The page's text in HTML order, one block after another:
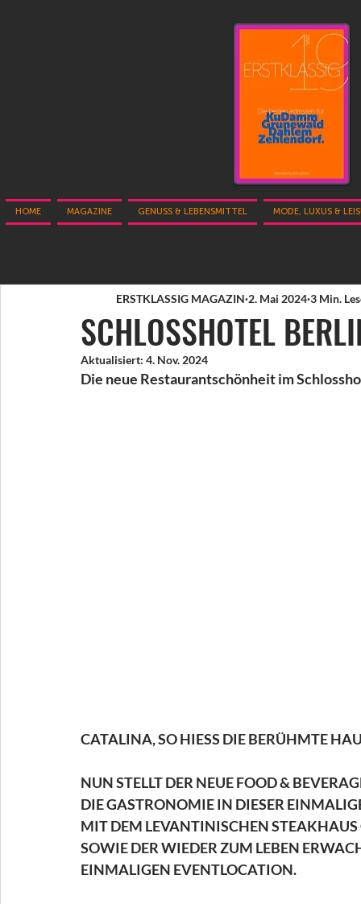
HOME MAGAZINE GENUSS & LEBENSMITTEL MODE, LUXUS &
SCHLOSSHOTEL
ERSTKLASSIG MAGAZIN 2. Mai 2024 3 Min.
Aktualisiert: 4. Nov. 2024
Die neue Restaurantschönheit im
CATALINA, SO HIESS DIE BERÜHMTE
NUN STELLT DER NEUE FOOD &
DIE GASTRONOMIE IN DIESER
MIT DEM LEVANTINISCHEN
SOWIE DER WIEDER ZUM LEBEN
EINMALIGEN EVENTLOCATION.